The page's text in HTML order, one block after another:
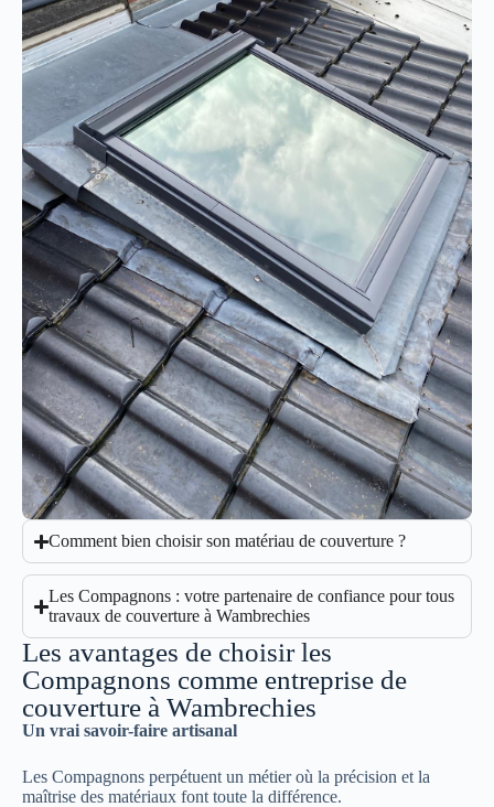
Comment bien choisir son matériau de couverture ?
Les Compagnons : votre partenaire de confiance pour tous
travaux de couverture à Wambrechies
Les avantages de choisir les
Compagnons comme entreprise de
couverture à Wambrechies
Un vrai savoir-faire artisanal
Les Compagnons perpétuent un métier où la précision et la
maîtrise des matériaux font toute la différence.